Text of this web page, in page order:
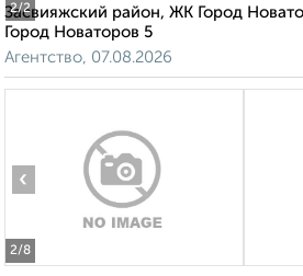
2/2
Засвияжский район, ЖК Город
Город Новаторов 5
Агентство, 07.08.2026
2/8
‹